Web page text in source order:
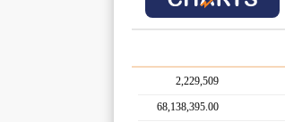
2,229,509
68,138,395.00